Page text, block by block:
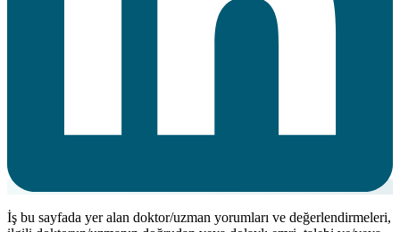
İş bu sayfada yer alan doktor/uzman yorumları ve değerlendirmeleri,